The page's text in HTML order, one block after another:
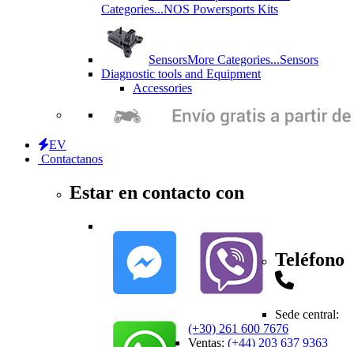
Categories...NOS Powersports Kits
SensorsMore Categories...Sensors
Diagnostic tools and Equipment
Accessories
EV
Contactanos
Estar en contacto con
Teléfono
Sede central:
(+30) 261 600 7676
Ventas: (+44) 203 637 9363